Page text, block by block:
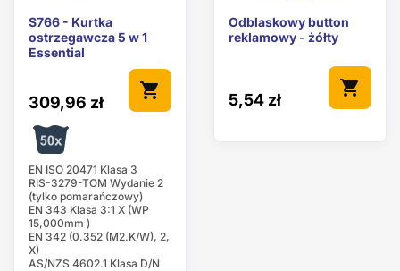
S766 - Kurtka
ostrzegawcza 5 w 1
Essential
309,96 zł
EN ISO 20471 Klasa 3
RIS-3279-TOM Wydanie 2
(tylko pomarańczowy)
EN 343 Klasa 3:1 X (WP
15,000mm )
EN 342 (0.352 (M2.K/W), 2,
X)
AS/NZS 4602.1 Klasa D/N
shopping_cart
Odblaskowy button
reklamowy - żółty
5,54 zł
shopping_cart